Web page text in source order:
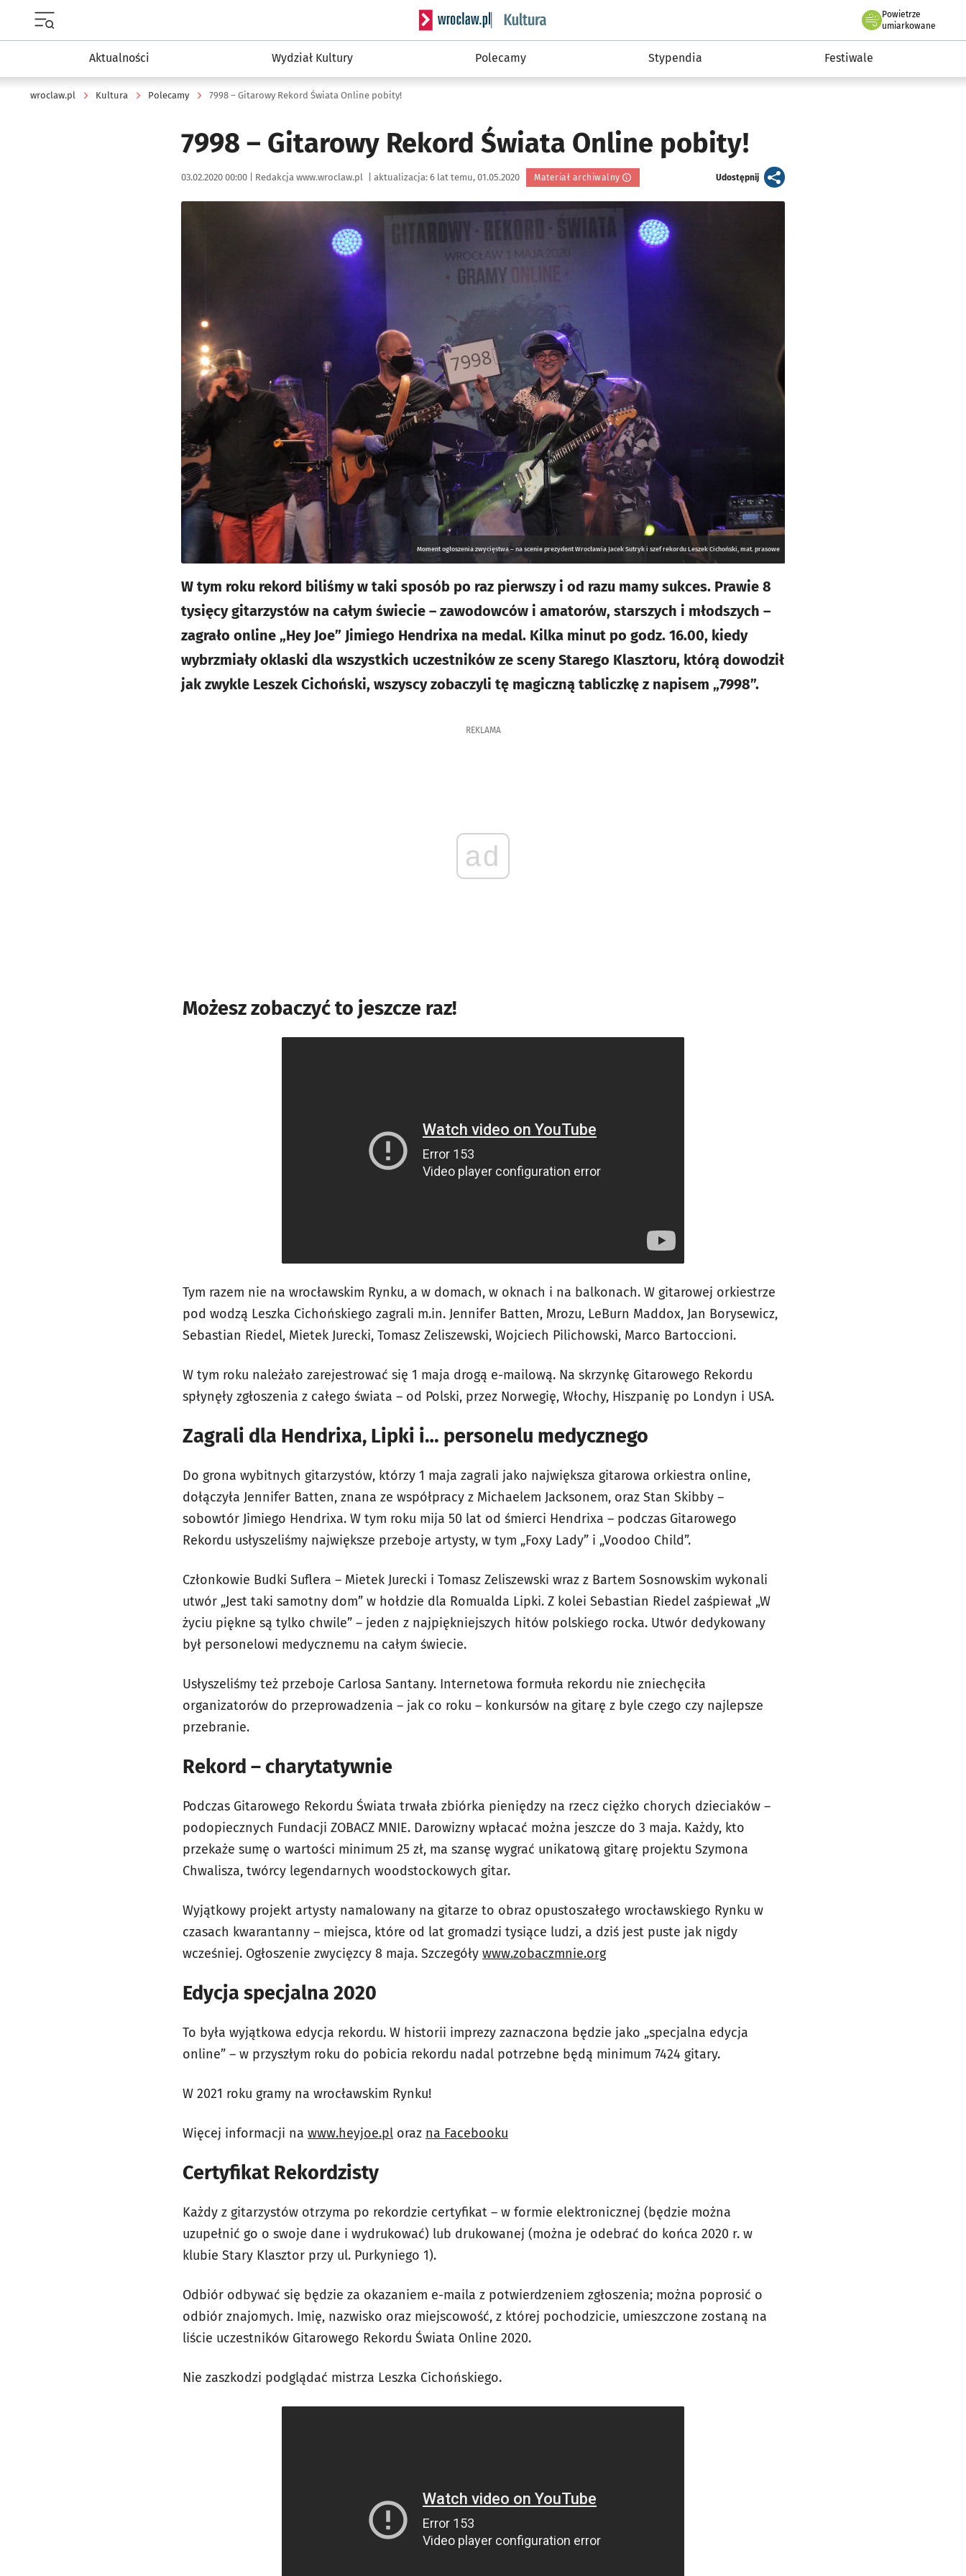
Serwis informacyjny wroclaw.pl podserwis: Kultura
Powietrze
we Wrocławiu
umiarkowane
Aktualności Wydział Kultury Polecamy Stypendia Festiwale
wroclaw.pl Kultura Polecamy 7998 – Gitarowy Rekord Świata Online pobity!
7998 – Gitarowy Rekord Świata Online pobity!
Data publikacji:
03.02.2020 00:00 | Autor:
Redakcja www.wroclaw.pl aktualizacja: 6 lat temu, 01.05.2020 Materiał archiwalny Udostępnijartykuł
Kliknij, aby powiększyć
Moment ogłoszenia zwycięstwa – na scenie prezydent Wrocławia Jacek Sutryk i szef rekordu Leszek Cichoński, mat. prasowe
W tym roku rekord biliśmy w taki sposób po raz pierwszy i od razu mamy sukces. Prawie 8
tysięcy gitarzystów na całym świecie – zawodowców i amatorów, starszych i młodszych –
zagrało online „Hey Joe” Jimiego Hendrixa na medal. Kilka minut po godz. 16.00, kiedy
wybrzmiały oklaski dla wszystkich uczestników ze sceny Starego Klasztoru, którą dowodził
jak zwykle Leszek Cichoński, wszyscy zobaczyli tę magiczną tabliczkę z napisem „7998”.
REKLAMA
ad
Możesz zobaczyć to jeszcze raz!
Tym razem nie na wrocławskim Rynku, a w domach, w oknach i na balkonach. W gitarowej orkiestrze
pod wodzą Leszka Cichońskiego zagrali m.in. Jennifer Batten, Mrozu, LeBurn Maddox, Jan Borysewicz,
Sebastian Riedel, Mietek Jurecki, Tomasz Zeliszewski, Wojciech Pilichowski, Marco Bartoccioni.
W tym roku należało zarejestrować się 1 maja drogą e-mailową. Na skrzynkę Gitarowego Rekordu
spłynęły zgłoszenia z całego świata – od Polski, przez Norwegię, Włochy, Hiszpanię po Londyn i USA.
Zagrali dla Hendrixa, Lipki i… personelu medycznego
Do grona wybitnych gitarzystów, którzy 1 maja zagrali jako największa gitarowa orkiestra online,
dołączyła Jennifer Batten, znana ze współpracy z Michaelem Jacksonem, oraz Stan Skibby –
sobowtór Jimiego Hendrixa. W tym roku mija 50 lat od śmierci Hendrixa – podczas Gitarowego
Rekordu usłyszeliśmy największe przeboje artysty, w tym „Foxy Lady” i „Voodoo Child”.
Członkowie Budki Suflera – Mietek Jurecki i Tomasz Zeliszewski wraz z Bartem Sosnowskim wykonali
utwór „Jest taki samotny dom” w hołdzie dla Romualda Lipki. Z kolei Sebastian Riedel zaśpiewał „W
życiu piękne są tylko chwile” – jeden z najpiękniejszych hitów polskiego rocka. Utwór dedykowany
był personelowi medycznemu na całym świecie.
Usłyszeliśmy też przeboje Carlosa Santany. Internetowa formuła rekordu nie zniechęciła
organizatorów do przeprowadzenia – jak co roku – konkursów na gitarę z byle czego czy najlepsze
przebranie.
Rekord – charytatywnie
Podczas Gitarowego Rekordu Świata trwała zbiórka pieniędzy na rzecz ciężko chorych dzieciaków –
podopiecznych Fundacji ZOBACZ MNIE. Darowizny wpłacać można jeszcze do 3 maja. Każdy, kto
przekaże sumę o wartości minimum 25 zł, ma szansę wygrać unikatową gitarę projektu Szymona
Chwalisza, twórcy legendarnych woodstockowych gitar.
Wyjątkowy projekt artysty namalowany na gitarze to obraz opustoszałego wrocławskiego Rynku w
czasach kwarantanny – miejsca, które od lat gromadzi tysiące ludzi, a dziś jest puste jak nigdy
wcześniej. Ogłoszenie zwycięzcy 8 maja. Szczegóły www.zobaczmnie.org
Edycja specjalna 2020
To była wyjątkowa edycja rekordu. W historii imprezy zaznaczona będzie jako „specjalna edycja
online” – w przyszłym roku do pobicia rekordu nadal potrzebne będą minimum 7424 gitary.
W 2021 roku gramy na wrocławskim Rynku!
Więcej informacji na www.heyjoe.pl oraz na Facebooku
Certyfikat Rekordzisty
Każdy z gitarzystów otrzyma po rekordzie certyfikat – w formie elektronicznej (będzie można
uzupełnić go o swoje dane i wydrukować) lub drukowanej (można je odebrać do końca 2020 r. w
klubie Stary Klasztor przy ul. Purkyniego 1).
Odbiór odbywać się będzie za okazaniem e-maila z potwierdzeniem zgłoszenia; można poprosić o
odbiór znajomych. Imię, nazwisko oraz miejscowość, z której pochodzicie, umieszczone zostaną na
liście uczestników Gitarowego Rekordu Świata Online 2020.
Nie zaszkodzi podglądać mistrza Leszka Cichońskiego.